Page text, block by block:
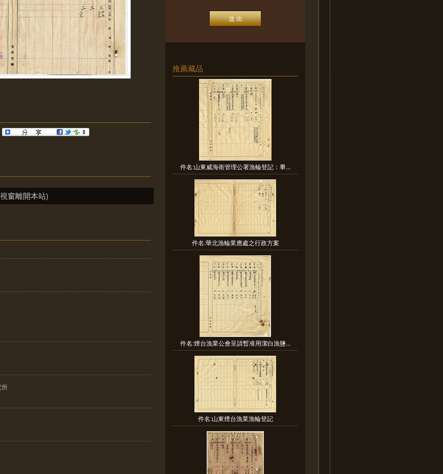
窗離開本站)
所
推薦藏品
件名:山東威海衛管理公署漁輪登記：畢...
件名:華北漁輪業應處之行政方案
件名:煙台漁業公會呈請暫准用潔白漁鹽...
件名:山東煙台漁業漁輪登記